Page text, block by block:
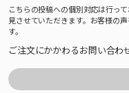
こちらの投稿への個別対応は行っ
見させていただきます。お客様の
す。
ご注文にかかわるお問い合わ